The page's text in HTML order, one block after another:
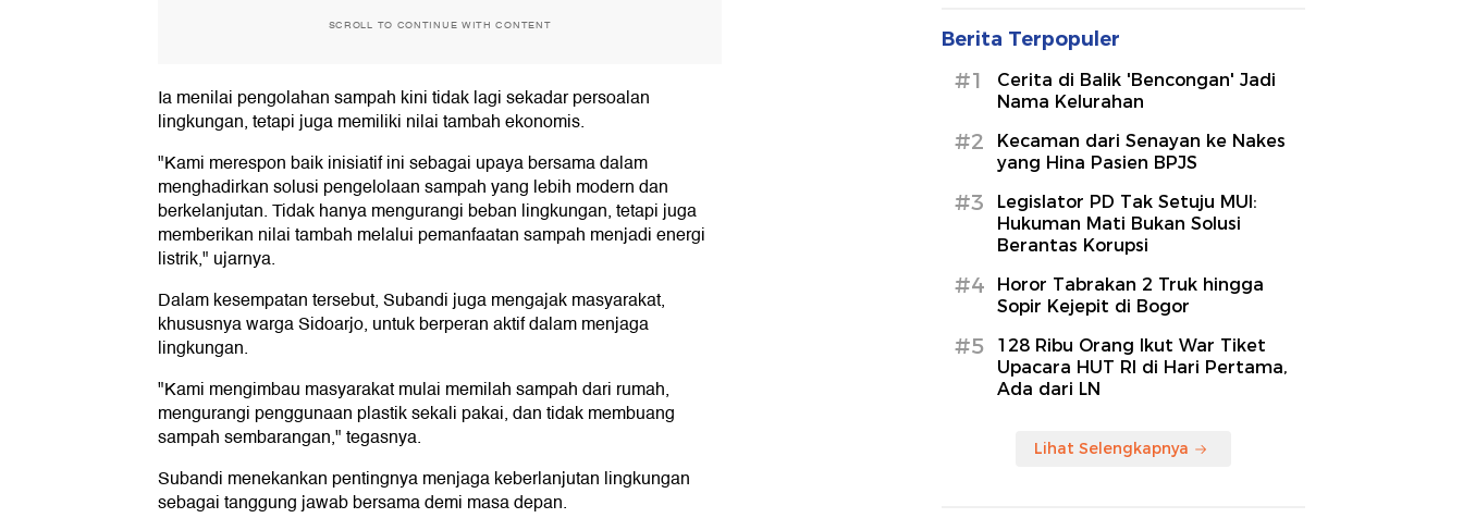
SCROLL TO CONTINUE WITH CONTENT
Ia menilai pengolahan sampah kini tidak lagi sekadar persoalan
lingkungan, tetapi juga memiliki nilai tambah ekonomis.
"Kami merespon baik inisiatif ini sebagai upaya bersama dalam
menghadirkan solusi pengelolaan sampah yang lebih modern dan
berkelanjutan. Tidak hanya mengurangi beban lingkungan, tetapi juga
memberikan nilai tambah melalui pemanfaatan sampah menjadi energi
listrik," ujarnya.
Dalam kesempatan tersebut, Subandi juga mengajak masyarakat,
khususnya warga Sidoarjo, untuk berperan aktif dalam menjaga
lingkungan.
"Kami mengimbau masyarakat mulai memilah sampah dari rumah,
mengurangi penggunaan plastik sekali pakai, dan tidak membuang
sampah sembarangan," tegasnya.
Subandi menekankan pentingnya menjaga keberlanjutan lingkungan
sebagai tanggung jawab bersama demi masa depan.
Berita Terpopuler
#1
Cerita di Balik 'Bencongan' Jadi
Nama Kelurahan
#2
Kecaman dari Senayan ke Nakes
yang Hina Pasien BPJS
#3
Legislator PD Tak Setuju MUI:
Hukuman Mati Bukan Solusi
Berantas Korupsi
#4
Horor Tabrakan 2 Truk hingga
Sopir Kejepit di Bogor
#5
128 Ribu Orang Ikut War Tiket
Upacara HUT RI di Hari Pertama,
Ada dari LN
Lihat Selengkapnya